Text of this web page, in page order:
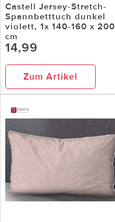
Castell Jersey-Stretch-
Spannbetttuch dunkel
violett, 1x 140-160 x 200
cm
14,99
Zum Artikel